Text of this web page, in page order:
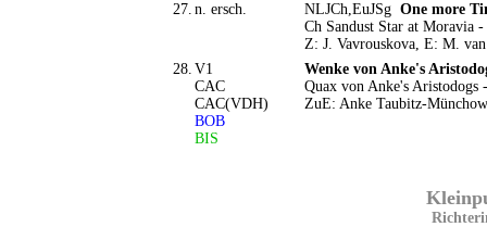
27. n. ersch. NLJCh,EuJSg One more
Ch Sandust Star at Moravia
Z: J. Vavrouskova, E: M.
28. V1
CAC
CAC(VDH)
BOB
BIS
Wenke von Anke's
Quax von Anke's Aristodogs
ZuE: Anke Taubitz-Münchow